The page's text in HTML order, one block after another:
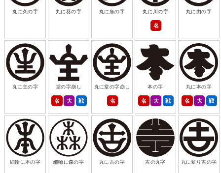
丸に久の字 丸に葵の字 丸に魚の字 丸に川の字
名
丸に由の字
丸に主の字 堂の字崩し
名 大 戦
丸に堂の字崩し
名
本の字
名 大 戦
丸に本の字
名 大 戦
細輪に本の字 細輪に森の字 丸に古の字 吉の丸字 丸に変り吉の字